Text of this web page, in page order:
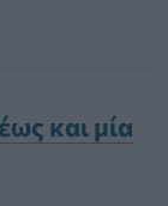
και μία